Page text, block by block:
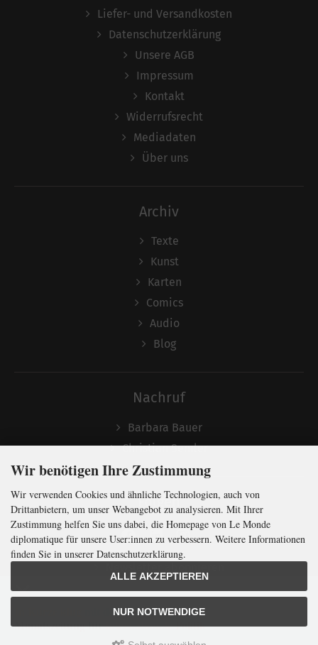
mit der weltweitgrößten
MonatszeitungfürinternationalePolitik
Liefer- und Versandkosten
Datenschutzerklärung
Unsere AGB
Impressum
Kontakt
Widerrufsrecht
Mediadaten
Über uns
Archiv
Texte
Kunst
Karten
Comics
Audio
Blog
Nachruf
Barbara Bauer
Christian Semler
Folgen
Wir benötigen Ihre Zustimmung
Wir verwenden Cookies und ähnliche Technologien, auch von
Drittanbietern, um unser Webangebot zu analysieren. Mit Ihrer
Zustimmung helfen Sie uns dabei, die Homepage von Le Monde
diplomatique für unsere User:innen zu verbessern. Weitere Informationen
finden Sie in unserer Datenschutzerklärung.
ALLE AKZEPTIEREN
NUR NOTWENDIGE